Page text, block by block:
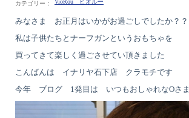
VioRou ビオルー
みなさま お正月はいかがお過ごしでしたか？？
私は子供たちとナーフガンというおもちゃを
買ってきて楽しく過ごさせてい頂きました
こんばんは イナリヤ石下店 クラモチです
今年 ブログ 1発目は いつもおしゃれなOさま